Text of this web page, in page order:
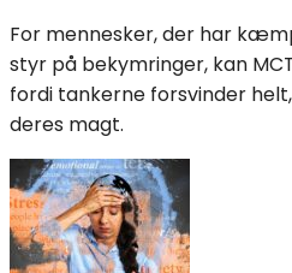
For mennesker, der har
styr på bekymringer, kan
fordi tankerne forsvinder
deres magt.
Indlægsnavigation